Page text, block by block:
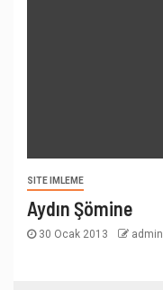
SITE IMLEME
Aydın Şömine
30 Ocak 2013 admin